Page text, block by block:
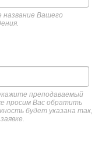
название Вашего
преподаваемый
просим Вас обратить
будет указана так,